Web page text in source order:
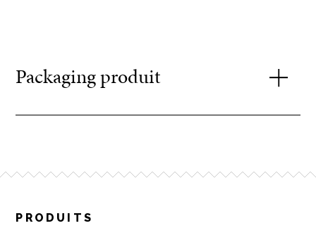
Packaging produit
cm
PRODUITS